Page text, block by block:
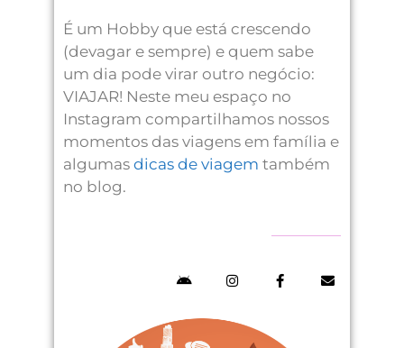
É um Hobby que está crescendo
(devagar e sempre) e quem sabe
um dia pode virar outro negócio:
VIAJAR! Neste meu espaço no
Instagram compartilhamos nossos
momentos das viagens em família e
algumas dicas de viagem também
no blog.